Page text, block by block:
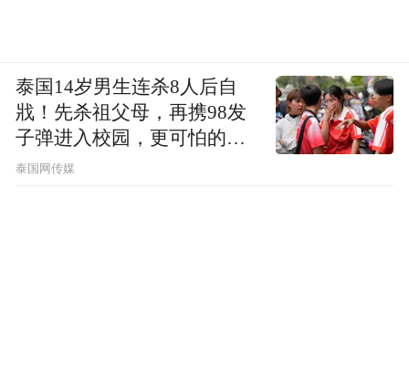
泰国14岁男生连杀8人后自
戕！先杀祖父母，再携98发
子弹进入校园，更可怕的细
节公布了
泰国网传媒